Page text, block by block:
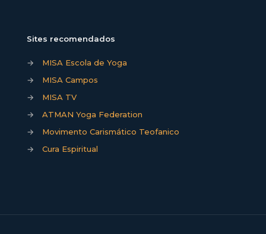
Sites recomendados
→
MISA Escola de Yoga
→
MISA Campos
→
MISA TV
→
ATMAN Yoga Federation
→
Movimento Carismático Teofanico
→
Cura Espiritual